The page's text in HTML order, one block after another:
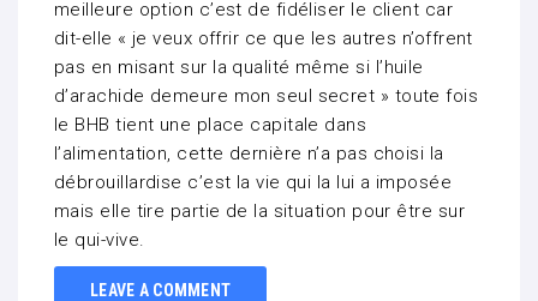
meilleure option c’est de fidéliser le client car
dit-elle « je veux offrir ce que les autres n’offrent
pas en misant sur la qualité même si l’huile
d’arachide demeure mon seul secret » toute fois
le BHB tient une place capitale dans
l’alimentation, cette dernière n’a pas choisi la
débrouillardise c’est la vie qui la lui a imposée
mais elle tire partie de la situation pour être sur
le qui-vive.
LEAVE A COMMENT